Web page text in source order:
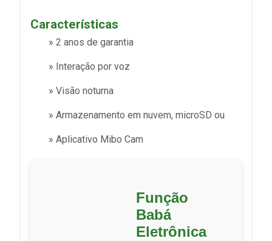
Características
» 2 anos de garantia
» Interação por voz
» Visão noturna
» Armazenamento em nuvem, microSD ou
» Aplicativo Mibo Cam
Função
Babá
Eletrônica